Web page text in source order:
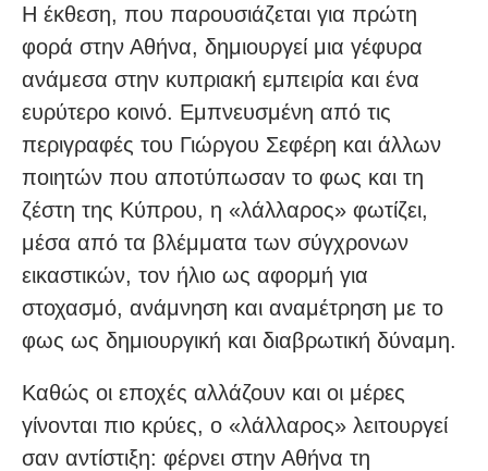
Η έκθεση, που παρουσιάζεται για πρώτη
φορά στην Αθήνα, δημιουργεί μια γέφυρα
ανάμεσα στην κυπριακή εμπειρία και ένα
ευρύτερο κοινό. Εμπνευσμένη από τις
περιγραφές του Γιώργου Σεφέρη και άλλων
ποιητών που αποτύπωσαν το φως και τη
ζέστη της Κύπρου, η «λάλλαρος» φωτίζει,
μέσα από τα βλέμματα των σύγχρονων
εικαστικών, τον ήλιο ως αφορμή για
στοχασμό, ανάμνηση και αναμέτρηση με το
φως ως δημιουργική και διαβρωτική δύναμη.
Καθώς οι εποχές αλλάζουν και οι μέρες
γίνονται πιο κρύες, ο «λάλλαρος» λειτουργεί
σαν αντίστιξη: φέρνει στην Αθήνα τη